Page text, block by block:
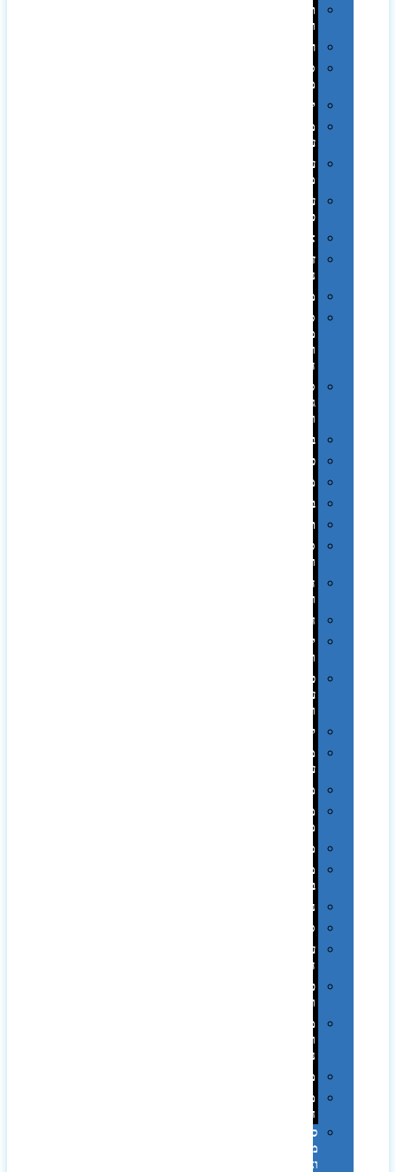
תערוכות
וכנסים
רמקולים
סוכריות
ממותגות
יודאיקה
מארזי
עטים
עטי
מתכת
עטי
פלסטיק
אוזניות
זכרונות
ניידים
מפצלים
סביבת
מחשב
וציוד
היקפי
סוללות
גיבוי
ומטענים
ביגוד
כובעים
מגבות
בקבוקים
תרמי
ספלים
וכוסות
הוקרה
ואומנות
חגים
יין
ומארזים
כלי
עבודה
ופנסים
למטבח
מוצרי
עור
מחברות
מחזיקי
מפתחות
משחקים
מתנה
בפחית
נסיעות
ספורט
על
השולחן…
פינוק
וספא
מזוודות
ותיקי
נסיעות
מטריות
מוצרי
חוף
סביבת
מחשב
וציוד